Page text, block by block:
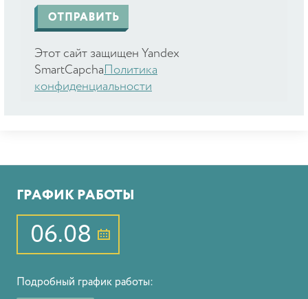
Этот сайт защищен Yandex
SmartCapcha Политика
конфиденциальности
ГРАФИК РАБОТЫ
06.08
Подробный график работы: